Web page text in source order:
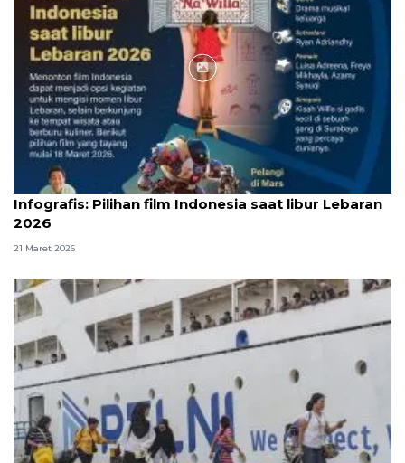
Infografik
Infografis: Pilihan film Indonesia saat libur Lebaran
2026
21 Maret 2026